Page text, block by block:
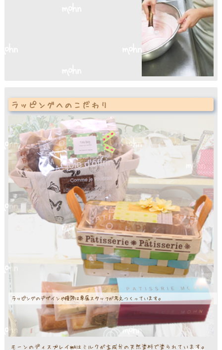
ラッピングへのこだわり
ラッピングのデザインや種類は専属スタッフが考えつくっています。
モーンのディスプレイ棚はミルクが主成分の天然塗料で塗られています。